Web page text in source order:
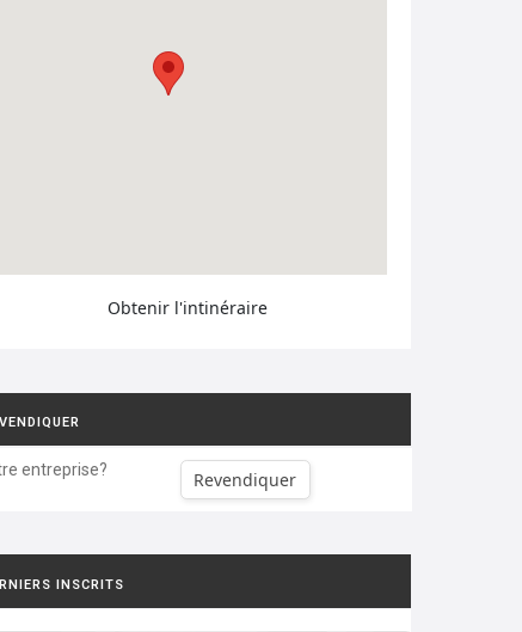
Obtenir l'intinéraire
entreprise? Revendiquer
INSCRITS